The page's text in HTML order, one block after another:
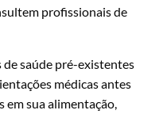
profissionais de
de saúde pré-existentes
médicas antes
em sua alimentação,